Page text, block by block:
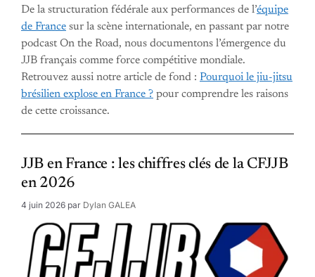
De la structuration fédérale aux performances de l’équipe
de France sur la scène internationale, en passant par notre
podcast On the Road, nous documentons l’émergence du
JJB français comme force compétitive mondiale.
Retrouvez aussi notre article de fond : Pourquoi le jiu-jitsu
brésilien explose en France ? pour comprendre les raisons
de cette croissance.
JJB en France : les chiffres clés de la CFJJB
en 2026
4 juin 2026 par Dylan GALEA